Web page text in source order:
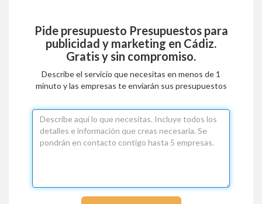
Pide presupuesto Presupuestos para
publicidad y marketing en Cádiz.
Gratis y sin compromiso.
Describe el servicio que necesitas en menos de 1
minuto y las empresas te enviarán sus presupuestos